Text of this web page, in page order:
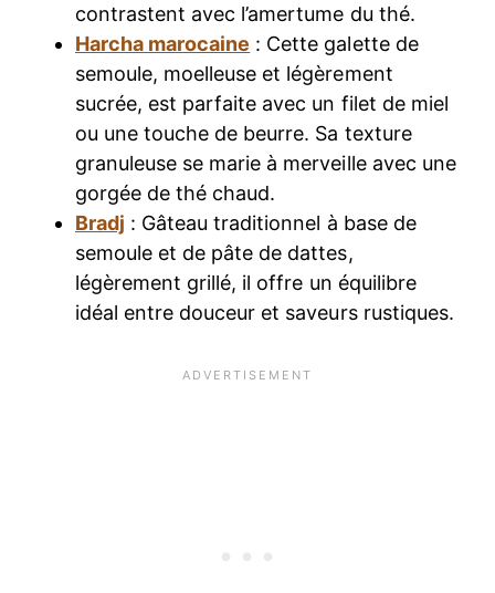
contrastent avec l’amertume du thé.
Harcha marocaine : Cette galette de
semoule, moelleuse et légèrement
sucrée, est parfaite avec un filet de miel
ou une touche de beurre. Sa texture
granuleuse se marie à merveille avec une
gorgée de thé chaud.
Bradj : Gâteau traditionnel à base de
semoule et de pâte de dattes,
légèrement grillé, il offre un équilibre
idéal entre douceur et saveurs rustiques.